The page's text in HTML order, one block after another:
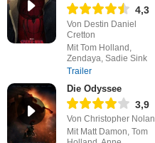
4,3
Von Destin Daniel
Cretton
Mit Tom Holland,
Zendaya, Sadie Sink
Trailer
Die Odyssee
3,9
Von Christopher Nolan
Mit Matt Damon, Tom